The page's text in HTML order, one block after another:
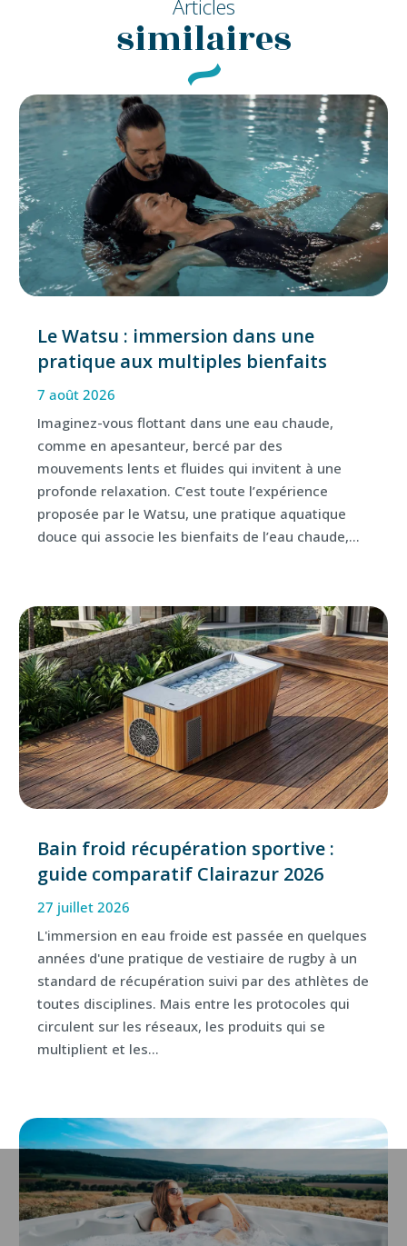
Articles
similaires
Le Watsu : immersion dans une
pratique aux multiples bienfaits
7 août 2026
Imaginez-vous flottant dans une eau chaude,
comme en apesanteur, bercé par des
mouvements lents et fluides qui invitent à une
profonde relaxation. C’est toute l’expérience
proposée par le Watsu, une pratique aquatique
douce qui associe les bienfaits de l’eau chaude,...
Bain froid récupération sportive :
guide comparatif Clairazur 2026
27 juillet 2026
L'immersion en eau froide est passée en quelques
années d'une pratique de vestiaire de rugby à un
standard de récupération suivi par des athlètes de
toutes disciplines. Mais entre les protocoles qui
circulent sur les réseaux, les produits qui se
multiplient et les...